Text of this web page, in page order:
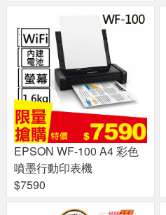
EPSON WF-100 A4 彩色
噴墨行動印表機
$7590